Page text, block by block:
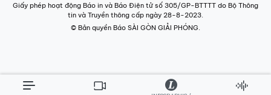
Giấy phép hoạt động Báo in và Báo Điện tử số 305/GP-BTTTT do Bộ Thông
tin và Truyền thông cấp ngày 28-8-2023.
© Bản quyền Báo SÀI GÒN GIẢI PHÓNG.